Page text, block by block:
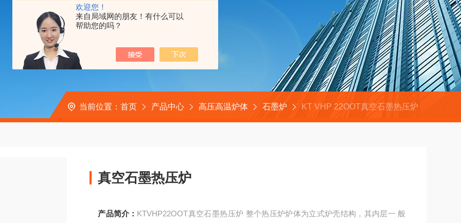
欢迎您！
来自局域网的朋友！有什么可以
帮助您的吗？
当前位置： 首页 产品中心 高压高温炉体 石墨炉 KT VHP 22OOT真空石墨热压炉
真空石墨热压炉
产品简介： KTVHP22OOT真空石墨热压炉 整个热压炉炉体为立式炉壳结构，其内层一 般